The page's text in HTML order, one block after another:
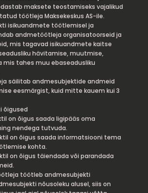
maksete teostamiseks vajalikud
töötleja Maksekeskus AS-ile.
isikuandmete töötlemisel ja
andmetöötleja organisatoorseid ja
mis tagavad isikuandmete kaitse
hävitamise, muutmise,
mis tahes muu ebaseadusliku
säilitab andmesubjektide andmeid
eesmärgist, kuid mitte kauem kui 3
õigused
on õigus saada ligipääs oma
nendega tutvuda.
on õigus saada informatsiooni tema
kohta.
on õigus täiendada või parandada
töötleb andmesubjekti
nõusoleku alusel, siis on